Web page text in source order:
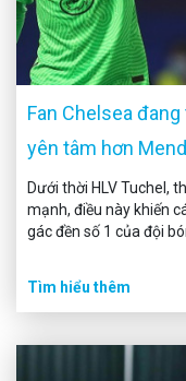
Fan Chelsea
yên tâm hơn
Dưới thời HLV Tuchel,
mạnh, điều này khiến
gác đền số 1 của đội
Tìm hiểu thêm